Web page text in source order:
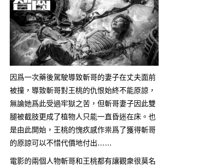
因爲一次藥後駕駛導致斬哥的妻子在丈夫面前
被撞，導致斬哥對王桃的仇恨始終不能原諒，
無論她爲此受過牢獄之苦，但斬哥妻子因此雙
腿被截肢更成了植物人只能一直昏迷在床。也
是由此開始，王桃的愧疚感作祟爲了獲得斬哥
的原諒可以不惜代價地付出……
電影的兩個人物斬哥和王桃都有讓觀衆很莫名